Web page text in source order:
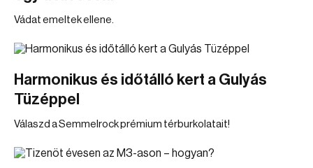
Vádat emeltek ellene.
Harmonikus és időtálló kert a Gulyás
Tüzéppel
Válaszd a Semmelrock prémium térburkolatait!